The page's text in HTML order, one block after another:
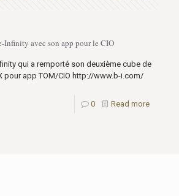
Infinity avec son app pour le CIO
qui a remporté son deuxième cube de
pour app TOM/CIO http://www.b-i.com/
0 Read more